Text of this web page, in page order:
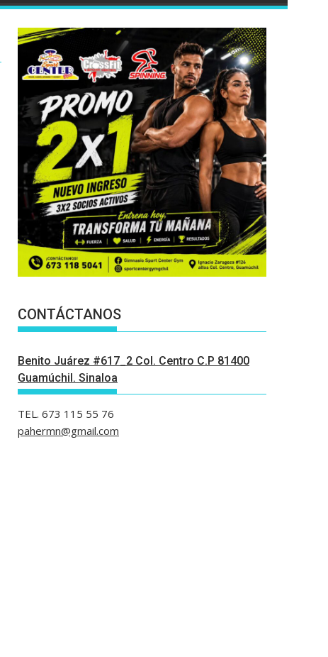
CONTÁCTANOS
Benito Juárez #617_2 Col. Centro C.P 81400
Guamúchil. Sinaloa
TEL. 673 115 55 76
pahermn@gmail.com